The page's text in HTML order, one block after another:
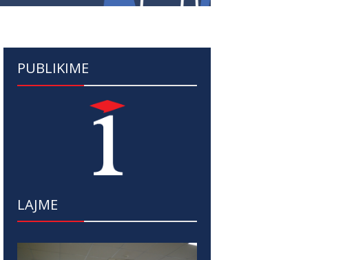
PUBLIKIME
LAJME